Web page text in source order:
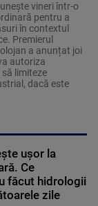
vineri într-o
pentru a
în contextul
Premierul
a anunțat joi
autoriza
limiteze
dacă este
ușor la
Ce
făcut hidrologii
zile